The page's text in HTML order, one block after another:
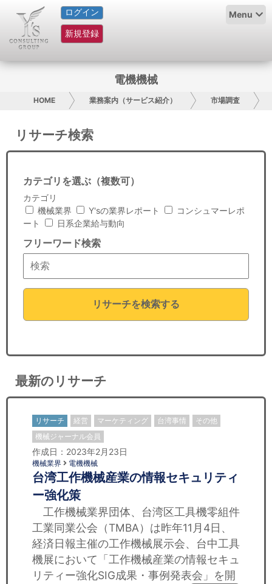
ログイン
新規登録
Menu
HOME
サービス紹介
グループ概要
採用情報
日本人にPR
コンサルティング
リサーチ
セミナー
電機機械
HOME 業務案内（サービス紹介） 市場調査
リサーチ検索
カテゴリを選ぶ（複数可）
カテゴリ
機械業界
Y'sの業界レポート
コンシュマーレポ
ート
日系企業給与動向
フリーワード検索
リサーチを検索する
最新のリサーチ
リサーチ 経営 マーケティング 台湾事情
その他
機械ジャーナル会員
作成日：2023年2月23日
機械業界 電機機械
台湾工作機械産業の情報セキュリティ
ー強化策
工作機械業界団体、台湾区工具機零組件
工業同業公会（TMBA）は昨年11月4日、
経済日報主催の工作機械展示会、台中工具
機展において「工作機械産業の情報セキュ
リティー強化SIG成果・事例発表会」を開